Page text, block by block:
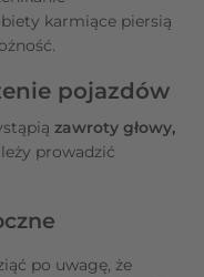
karmiące piersią
pojazdów
zawroty głowy,
prowadzić
po uwagę, że